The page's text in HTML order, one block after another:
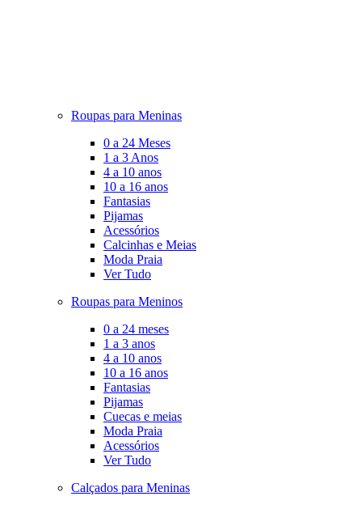
Roupas para Meninas
0 a 24 Meses
1 a 3 Anos
4 a 10 anos
10 a 16 anos
Fantasias
Pijamas
Acessórios
Calcinhas e Meias
Moda Praia
Ver Tudo
Roupas para Meninos
0 a 24 meses
1 a 3 anos
4 a 10 anos
10 a 16 anos
Fantasias
Pijamas
Cuecas e meias
Moda Praia
Acessórios
Ver Tudo
Calçados para Meninas